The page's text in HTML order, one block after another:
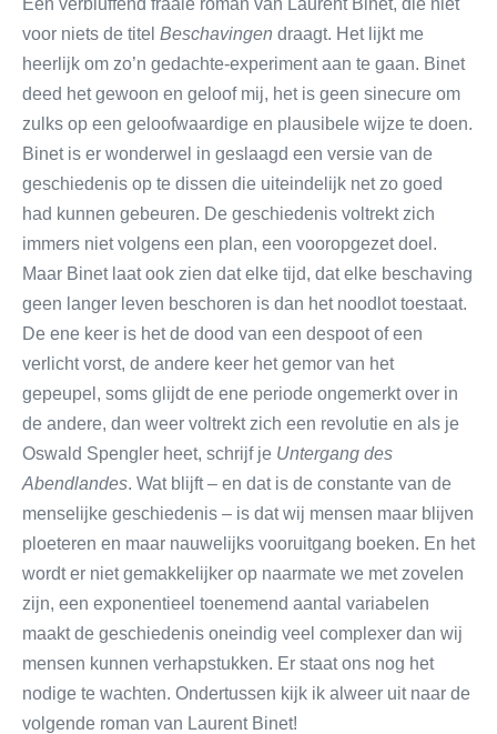
Een verbluffend fraaie roman van Laurent Binet, die niet
voor niets de titel Beschavingen draagt. Het lijkt me
heerlijk om zo’n gedachte-experiment aan te gaan. Binet
deed het gewoon en geloof mij, het is geen sinecure om
zulks op een geloofwaardige en plausibele wijze te doen.
Binet is er wonderwel in geslaagd een versie van de
geschiedenis op te dissen die uiteindelijk net zo goed
had kunnen gebeuren. De geschiedenis voltrekt zich
immers niet volgens een plan, een vooropgezet doel.
Maar Binet laat ook zien dat elke tijd, dat elke beschaving
geen langer leven beschoren is dan het noodlot toestaat.
De ene keer is het de dood van een despoot of een
verlicht vorst, de andere keer het gemor van het
gepeupel, soms glijdt de ene periode ongemerkt over in
de andere, dan weer voltrekt zich een revolutie en als je
Oswald Spengler heet, schrijf je Untergang des
Abendlandes. Wat blijft – en dat is de constante van de
menselijke geschiedenis – is dat wij mensen maar blijven
ploeteren en maar nauwelijks vooruitgang boeken. En het
wordt er niet gemakkelijker op naarmate we met zovelen
zijn, een exponentieel toenemend aantal variabelen
maakt de geschiedenis oneindig veel complexer dan wij
mensen kunnen verhapstukken. Er staat ons nog het
nodige te wachten. Ondertussen kijk ik alweer uit naar de
volgende roman van Laurent Binet!